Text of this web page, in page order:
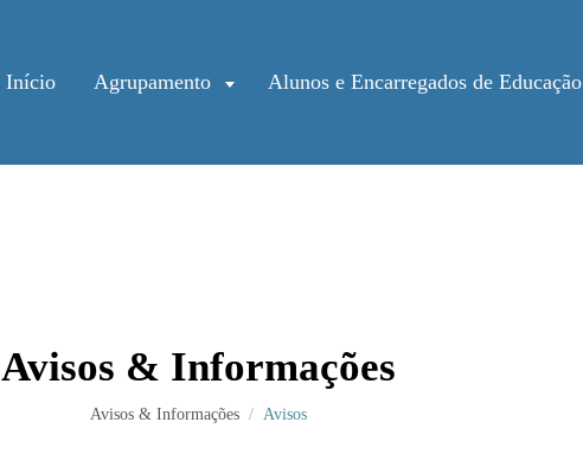
Início Agrupamento Alunos e Encarregados de Educação
Avisos & Informações
Avisos & Informações Avisos